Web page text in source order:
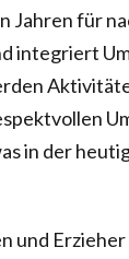
Jahren für
integriert
in der
und